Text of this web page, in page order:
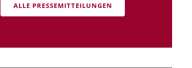
ALLE PRESSEMITTEILUNGEN